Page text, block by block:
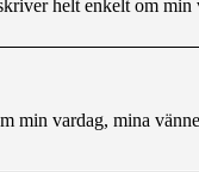
helt enkelt om min
min vardag, mina